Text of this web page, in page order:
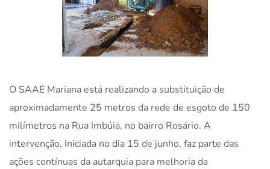
O SAAE Mariana está realizando a substituição de
aproximadamente 25 metros da rede de esgoto de 150
milímetros na Rua Imbúia, no bairro Rosário. A
intervenção, iniciada no dia 15 de junho, faz parte das
ações contínuas da autarquia para melhoria da